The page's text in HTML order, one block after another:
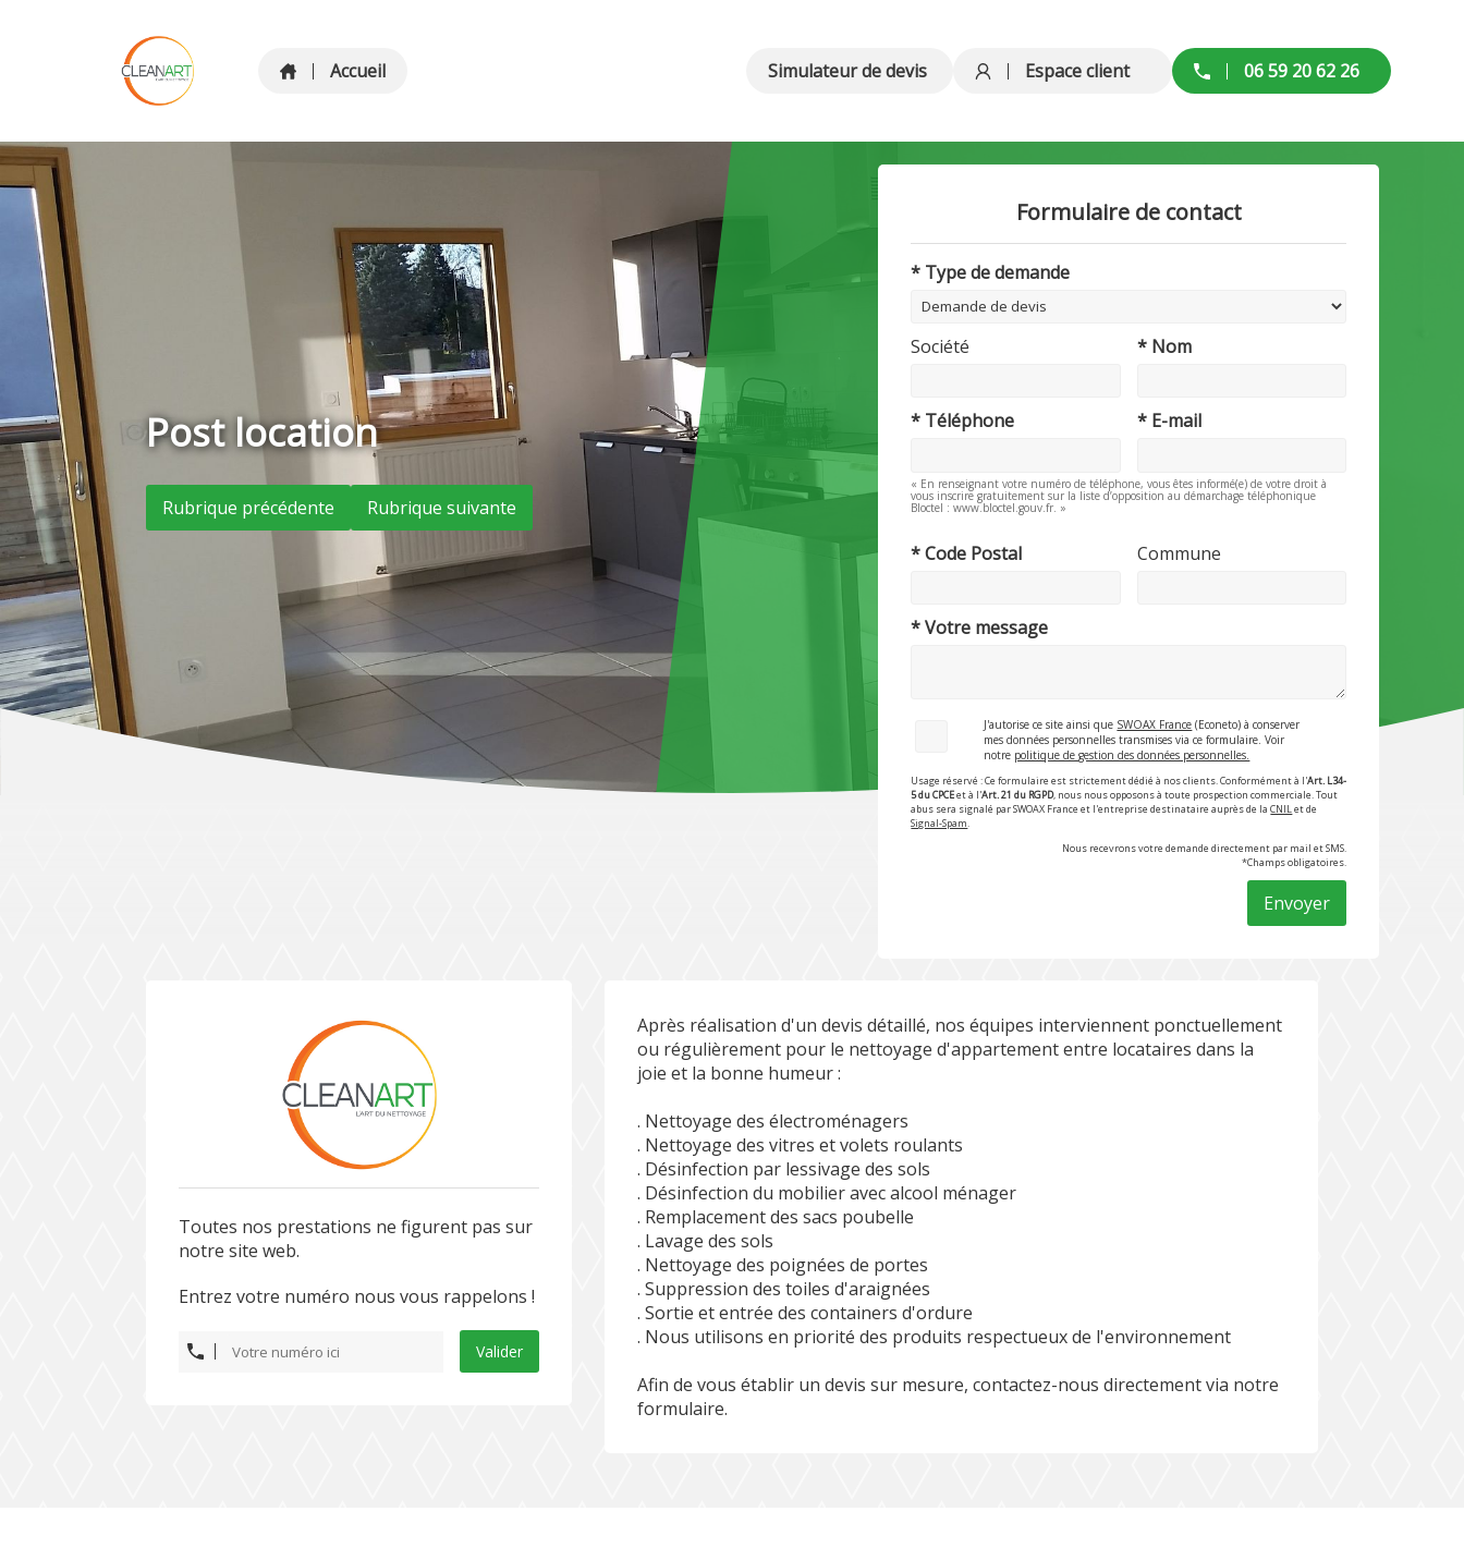
Accueil Simulateur de devis Espace client 06 59 20 62 26
Post location
Rubrique précédente Rubrique suivante
Formulaire de contact
* Type de demande
Société * Nom
* Téléphone * E-mail
« En renseignant votre numéro de téléphone, vous êtes informé(e) de votre droit à
vous inscrire gratuitement sur la liste d’opposition au démarchage téléphonique
Bloctel : www.bloctel.gouv.fr. »
* Code Postal Commune
* Votre message
J'autorise ce site ainsi que SWOAX France (Econeto) à conserver
mes données personnelles transmises via ce formulaire. Voir
notre politique de gestion des données personnelles.
Usage réservé : Ce formulaire est strictement dédié à nos clients. Conformément à l'Art. L34-
5 du CPCEet à l'Art. 21 du RGPD, nous nous opposons à toute prospection commerciale. Tout
abus sera signalé par SWOAX France et l'entreprise destinataire auprès de laCNILet de
Signal-Spam.
Nous recevrons votre demande directement par mail et SMS.
*Champs obligatoires.
Envoyer
Toutes nos prestations ne figurent pas sur
notre site web.
Entrez votre numéro nous vous rappelons !
Valider
Après réalisation d'un devis détaillé, nos équipes interviennent ponctuellement
ou régulièrement pour le nettoyage d'appartement entre locataires dans la
joie et la bonne humeur :
. Nettoyage des électroménagers
. Nettoyage des vitres et volets roulants
. Désinfection par lessivage des sols
. Désinfection du mobilier avec alcool ménager
. Remplacement des sacs poubelle
. Lavage des sols
. Nettoyage des poignées de portes
. Suppression des toiles d'araignées
. Sortie et entrée des containers d'ordure
. Nous utilisons en priorité des produits respectueux de l'environnement
Afin de vous établir un devis sur mesure, contactez-nous directement via notre
formulaire.